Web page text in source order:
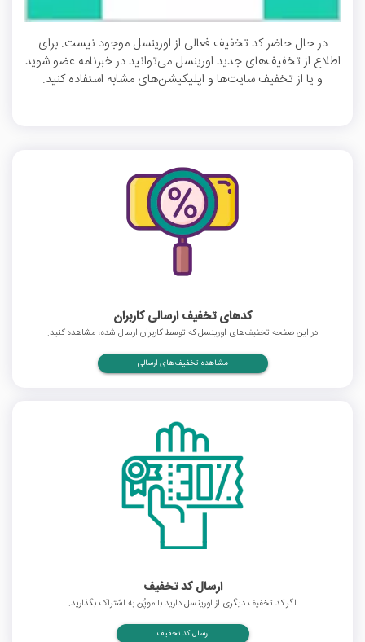
در حال حاضر کد تخفیف فعالی از اورینسل موجود نیست. برای
اطلاع از تخفیف‌های جدید اورینسل می‌توانید در خبرنامه عضو شوید
و یا از تخفیف سایت‌ها و اپلیکیشن‌های مشابه استفاده کنید.
کدهای تخفیف ارسالی کاربران
در این صفحه تخفیف‌های اورینسل که توسط کاربران ارسال شده، مشاهده کنید.
مشاهده تخفیف‌های ارسالی
ارسال کد تخفیف
اگر کد تخفیف دیگری از اورینسل دارید با موپُن به اشتراک بگذارید.
ارسال کد تخفیف